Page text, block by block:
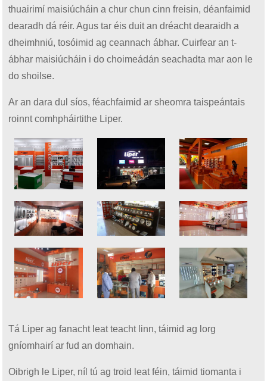
thuairimí maisiúcháin a chur chun cinn freisin, déanfaimid
dearadh dá réir. Agus tar éis duit an dréacht dearaidh a
dheimhniú, tosóimid ag ceannach ábhar. Cuirfear an t-
ábhar maisiúcháin i do choimeádán seachadta mar aon le
do shoilse.
Ar an dara dul síos, féachfaimid ar sheomra taispeántais
roinnt comhpháirtithe Liper.
Tá Liper ag fanacht leat teacht linn, táimid ag lorg
gníomhairí ar fud an domhain.
Oibrigh le Liper, níl tú ag troid leat féin, táimid tiomanta i